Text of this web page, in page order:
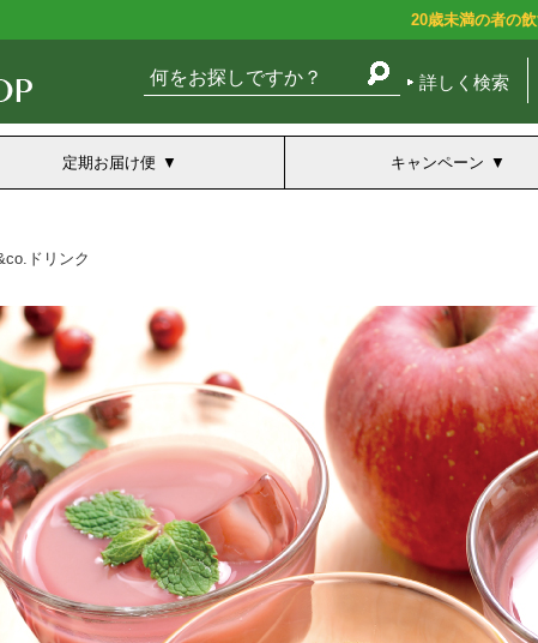
20歳未満の者の
詳しく検索
定期お届け便 キャンペーン
ドリンク